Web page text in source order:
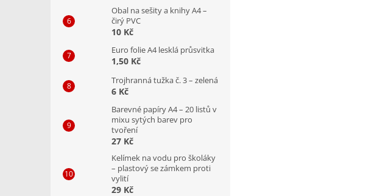
Obal na sešity a knihy A4 –
čirý PVC
10 Kč
Euro folie A4 lesklá průsvitka
1,50 Kč
Trojhranná tužka č. 3 – zelená
6 Kč
Barevné papíry A4 – 20 listů v
mixu sytých barev pro
tvoření
27 Kč
Kelímek na vodu pro školáky
– plastový se zámkem proti
vylití
29 Kč